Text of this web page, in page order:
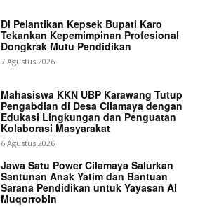
Di Pelantikan Kepsek Bupati Karo
Tekankan Kepemimpinan Profesional
Dongkrak Mutu Pendidikan
7 Agustus 2026
Mahasiswa KKN UBP Karawang Tutup
Pengabdian di Desa Cilamaya dengan
Edukasi Lingkungan dan Penguatan
Kolaborasi Masyarakat
6 Agustus 2026
Jawa Satu Power Cilamaya Salurkan
Santunan Anak Yatim dan Bantuan
Sarana Pendidikan untuk Yayasan Al
Muqorrobin